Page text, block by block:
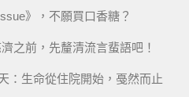
》，不願買口香糖？
之前，先釐清流言蜚語吧！
：生命從住院開始，戞然而止